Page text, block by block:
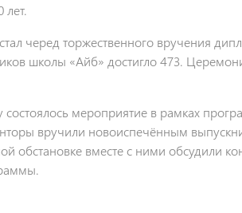
лет.
черед торжественного вручения
школы «Айб» достигло 473.
состоялось мероприятие в рамках
вручили новоиспечённым
обстановке вместе с ними обсудили